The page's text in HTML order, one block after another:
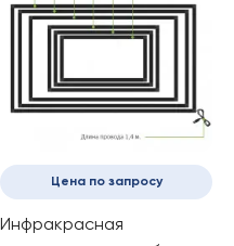
Цена по запросу
Инфракрасная